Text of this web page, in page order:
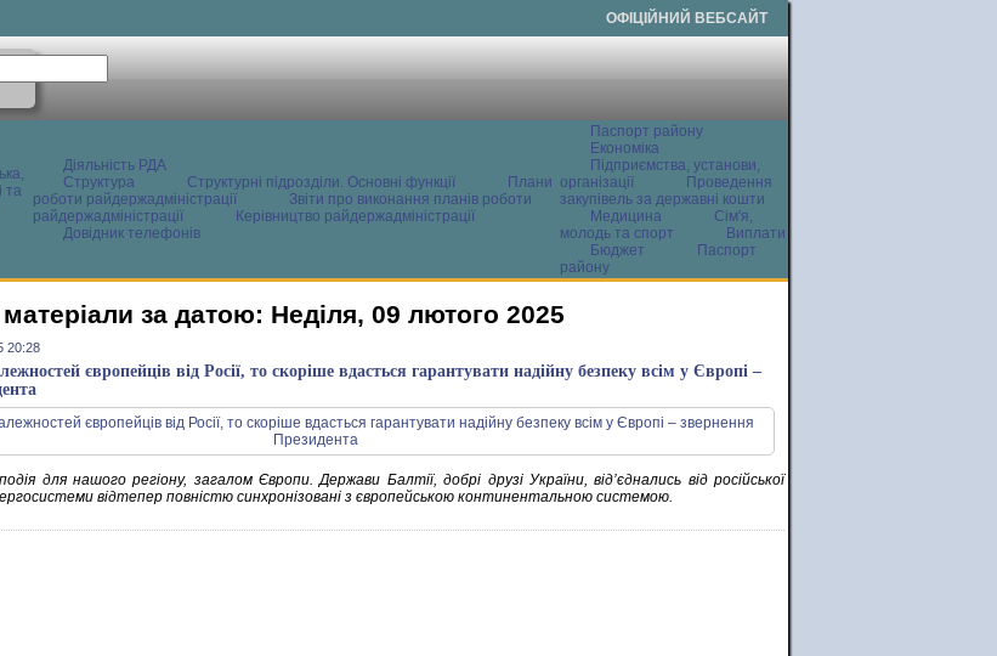
ОФІЦІЙНИЙ ВЕБСАЙТ
та
Діяльність РДА
Структура
Структурні підрозділи. Основні функції
Плани
роботи райдержадміністрації
Звіти про виконання планів роботи
райдержадміністрації
Керівництво райдержадміністрації
Довідник телефонів
Паспорт району
Економіка
Підприємства, установи,
організації
Проведення
закупівель за державні кошти
Медицина
Сім'я,
молодь та спорт
Виплати
Бюджет
Паспорт
району
за датою: Неділя, 09 лютого 2025
20:28
європейців від Росії, то скоріше вдасться гарантувати надійну безпеку всім у Європі –
для нашого регіону, загалом Європи. Держави Балтії, добрі друзі України, від’єднались від російської
відтепер повністю синхронізовані з європейською континентальною системою.